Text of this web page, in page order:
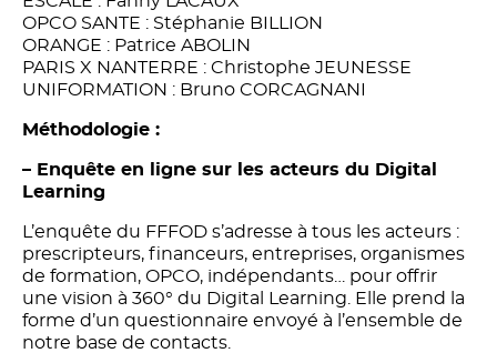
OPCO SANTE : Stéphanie BILLION
ORANGE : Patrice ABOLIN
PARIS X NANTERRE : Christophe JEUNESSE
UNIFORMATION : Bruno CORCAGNANI
Méthodologie :
– Enquête en ligne sur les acteurs du Digital
Learning
L’enquête du FFFOD s’adresse à tous les acteurs :
prescripteurs, financeurs, entreprises, organismes
de formation, OPCO, indépendants… pour offrir
une vision à 360° du Digital Learning. Elle prend la
forme d’un questionnaire envoyé à l’ensemble de
notre base de contacts.